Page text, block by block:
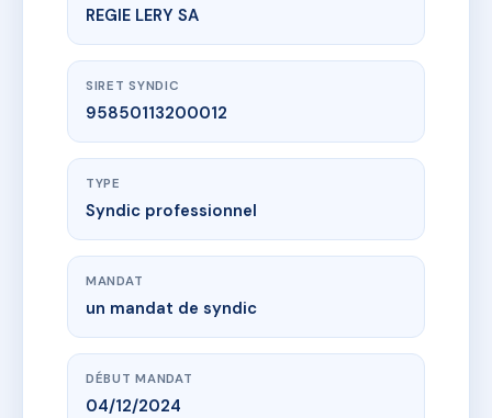
REGIE LERY SA
SIRET SYNDIC
95850113200012
TYPE
Syndic professionnel
MANDAT
un mandat de syndic
DÉBUT MANDAT
04/12/2024